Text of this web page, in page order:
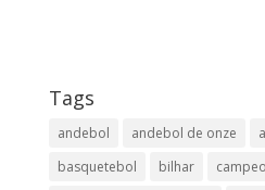
Tags
andebol andebol de onze
basquetebol
bilhar